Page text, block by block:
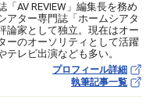
AV REVIEW」編集長を務め
アター専門誌「ホームシアタ
論家として独立。現在はオー
ーのオーソリティとして活躍
レビ出演なども多い。
プロフィール詳細
執筆記事一覧